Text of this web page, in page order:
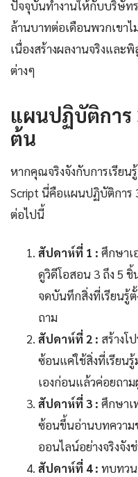
ปัจจุบันทำงานให้กับบริษัท
ล้านบาทต่อเดือนพวกเขาไ
เนื่องสร้างผลงานจริงและ
ต่างๆ
แผนปฏิบัติการ
ต้น
หากคุณจริงจังกับการเรียนรู้
Script นี่คือแผนปฏิบัติการ
ต่อไปนี้
สัปดาห์ที่ 1 : ศึกษาเ
ดูวิดีโอสอน 3 ถึง 5
จดบันทึกสิ่งที่เรียนรู้ตั้
ถาม
สัปดาห์ที่ 2 : สร้างโ
ซ้อนแค่ใช้สิ่งที่เรียน
เองก่อนแล้วค่อยถา
สัปดาห์ที่ 3 : ศึกษาเ
ซ้อนขึ้นอ่านบทความ
ออนไลน์อย่างจริงจั
สัปดาห์ที่ 4 : ทบทวน